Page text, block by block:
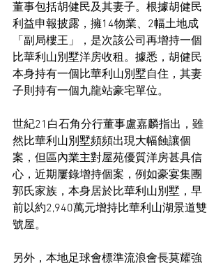
董事包括胡健民及其妻子。根據胡健民
利益申報披露，擁14物業、2幅土地成
「副局樓王」，是次該公司再增持一個
比華利山別墅洋房收租。據悉，胡健民
本身持有一個比華利山別墅自住，其妻
子則持有一個九龍站豪宅單位。
世紀21白石角分行董事盧嘉麟指出，雖
然比華利山別墅頻頻出現大幅蝕讓個
案，但區內業主對屋苑優質洋房甚具信
心，近期屢錄增持個案，例如豪宴集團
郭氏家族，本身居於比華利山別墅，早
前以約2,940萬元增持比華利山湖景道雙
號屋。
另外，本地足球會標準流浪會長莫耀強